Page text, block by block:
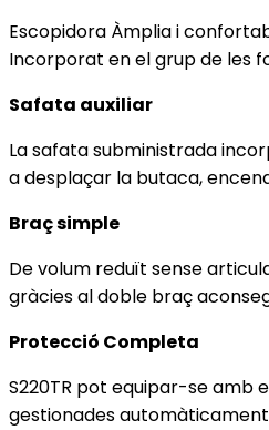
Escopidora Àmplia i
Incorporat en el grup de les
Safata auxiliar
La safata subministrada
a desplaçar la butaca,
Braç simple
De volum reduït sense
gràcies al doble braç
Protecció Completa
S220TR pot equipar-se amb
gestionades automàticament